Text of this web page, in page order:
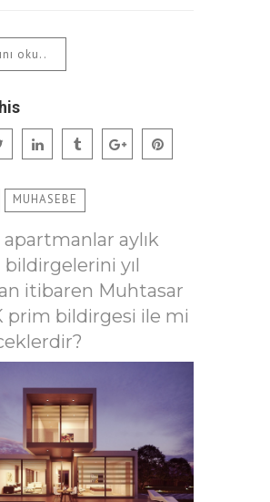
oku..
MUHASEBE
aylık
yıl
itibaren Muhtasar
prim bildirgesi ile mi